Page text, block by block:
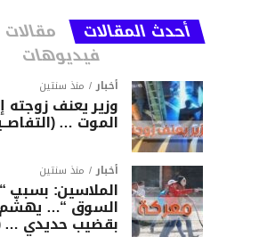
أحدث المقالات
فيديوهات
أخبار منذ سنتين
وزير يعنف زوجته
الموت …
أخبار منذ سنتين
الملاسين: بسبب
السوق “…
بقضيب حديدي … (